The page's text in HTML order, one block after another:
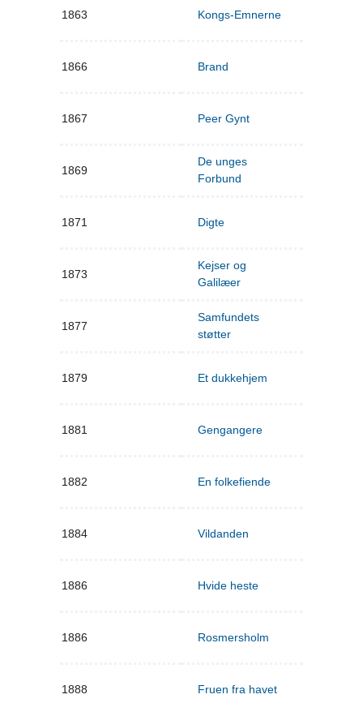
1863 Kongs-Emnerne
1866 Brand
1867 Peer Gynt
1869
De unges
Forbund
1871 Digte
1873
Kejser og
Galilæer
1877
Samfundets
støtter
1879 Et dukkehjem
1881 Gengangere
1882 En folkefiende
1884 Vildanden
1886 Hvide heste
1886 Rosmersholm
1888 Fruen fra havet